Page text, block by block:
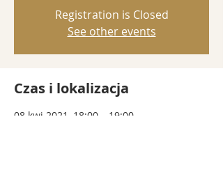
Registration is Closed
See other events
Czas i lokalizacja
08 kwi 2021, 18:00 – 19:00